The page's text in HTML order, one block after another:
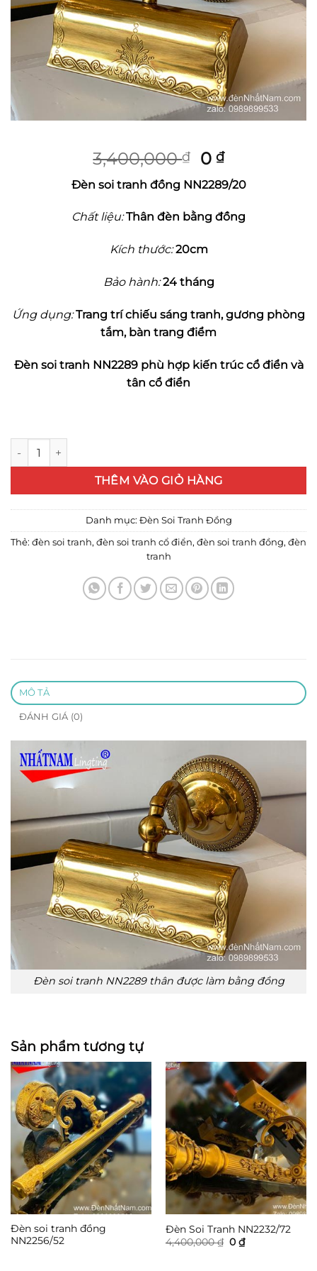
3,400,000₫
Giá
là:
3,400,000 ₫.
0 ₫Giá
hiện
tại
là:
0 ₫.
Đèn soi tranh đồng NN2289/20
Chất liệu: Thân đèn bằng đồng
Kích thước:20cm
Bảo hành: 24 tháng
Ứng dụng: Trang trí chiếu sáng tranh, gương phòng
tắm, bàn trang điểm
Đèn soi tranh NN2289 phù hợp kiến trúc cổ điển và
tân cổ điển
Đèn soi tranh đồng NN2289/20 số lượng
THÊM VÀO GIỎ HÀNG
Danh mục: Đèn Soi Tranh Đồng
Thẻ: đèn soi tranh, đèn soi tranh cổ điển, đèn soi tranh đồng, đèn
tranh
MÔ TẢ
ĐÁNH GIÁ (0)
Đèn soi tranh NN2289 thân được làm bằng đồng
Sản phẩm tương tự
Đèn soi tranh đồng
NN2256/52
Đèn Soi Tranh NN2232/72
4,400,000₫ Giá
gốc
0 ₫Giá
hiện